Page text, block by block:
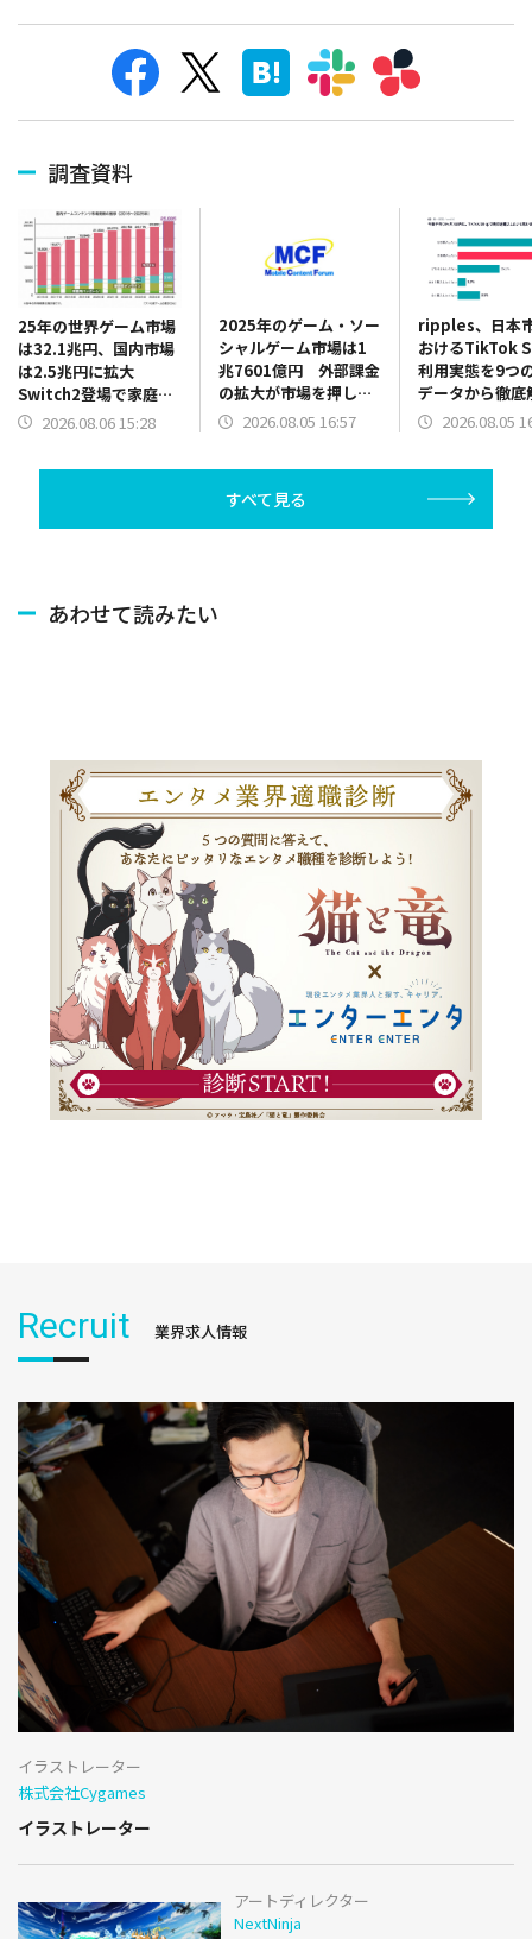
調査資料
25年の世界ゲーム市場
は32.1兆円、国内市場
は2.5兆円に拡大
Switch2登場で家庭用
ゲーム市場が活性化
2026.08.06 15:28
2025年のゲーム・ソー
シャルゲーム市場は1
兆7601億円 外部課金
の拡大が市場を押し上
げ モバイル・コンテ
2026.08.05 16:57
ripples、日本
おけるTikTok
利用実態を9つ
データから徹
継続意向72%
2026.08.05
すべて見る
あわせて読みたい
Recruit 業界求人情報
イラストレーター
株式会社Cygames
イラストレーター
アートディレクター
NextNinja